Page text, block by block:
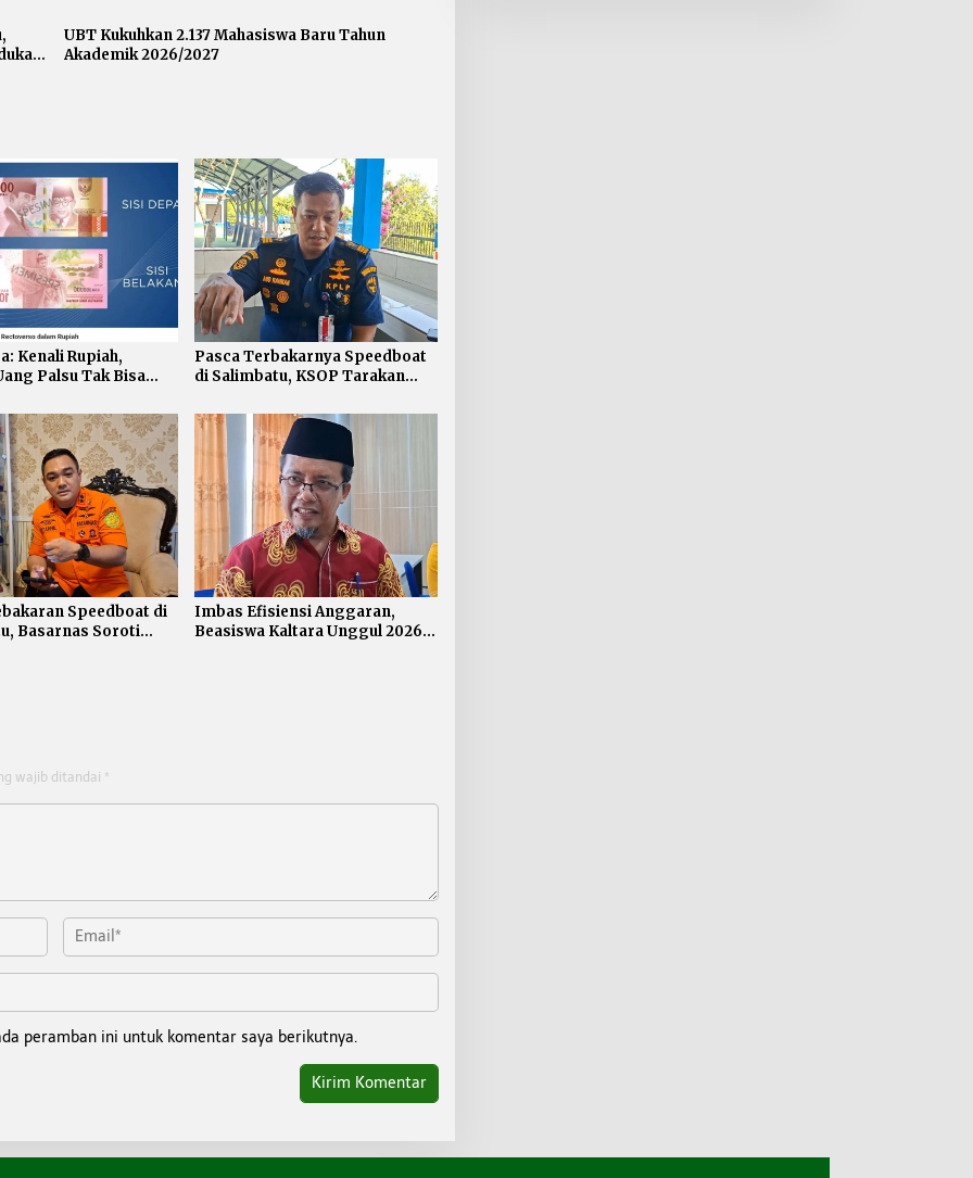
UBT Kukuhkan 2.137 Mahasiswa Baru Tahun
Akademik 2026/2027
Kenali Rupiah,
Palsu Tak Bisa
Pasca Terbakarnya Speedboat
di Salimbatu, KSOP Tarakan
Edukasi Awak Kapal
Speedboat di
Basarnas Soroti
Imbas Efisiensi Anggaran,
Beasiswa Kaltara Unggul 2026
wajib ditandai *
peramban ini untuk komentar saya berikutnya.